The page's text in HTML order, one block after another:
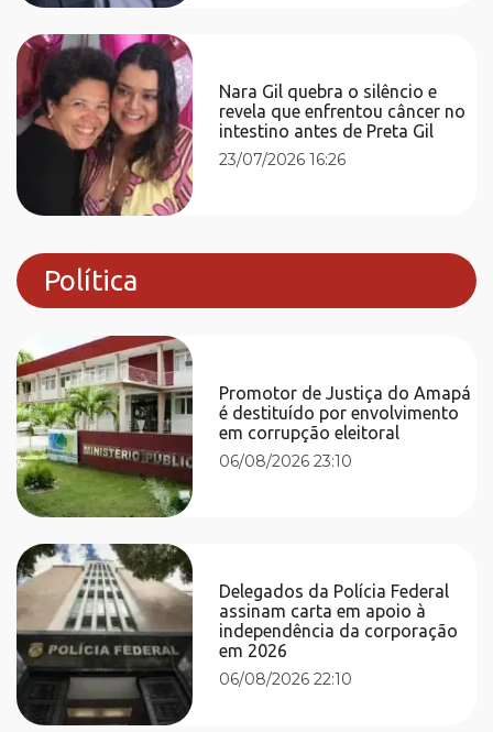
Nara Gil quebra o silêncio e
revela que enfrentou câncer no
intestino antes de Preta Gil
23/07/2026 16:26
Política
Promotor de Justiça do Amapá
é destituído por envolvimento
em corrupção eleitoral
06/08/2026 23:10
Delegados da Polícia Federal
assinam carta em apoio à
independência da corporação
em 2026
06/08/2026 22:10